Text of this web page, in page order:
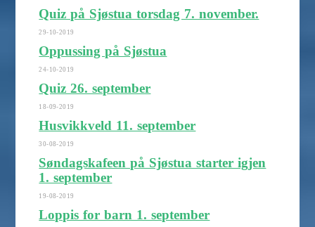
Quiz på Sjøstua torsdag 7. november.
29-10-2019
Oppussing på Sjøstua
24-10-2019
Quiz 26. september
18-09-2019
Husvikkveld 11. september
30-08-2019
Søndagskafeen på Sjøstua starter igjen
1. september
19-08-2019
Loppis for barn 1. september